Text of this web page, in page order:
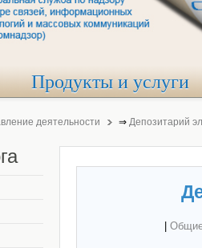
Продукты и услуги
деятельности ⇒ Депозитарий